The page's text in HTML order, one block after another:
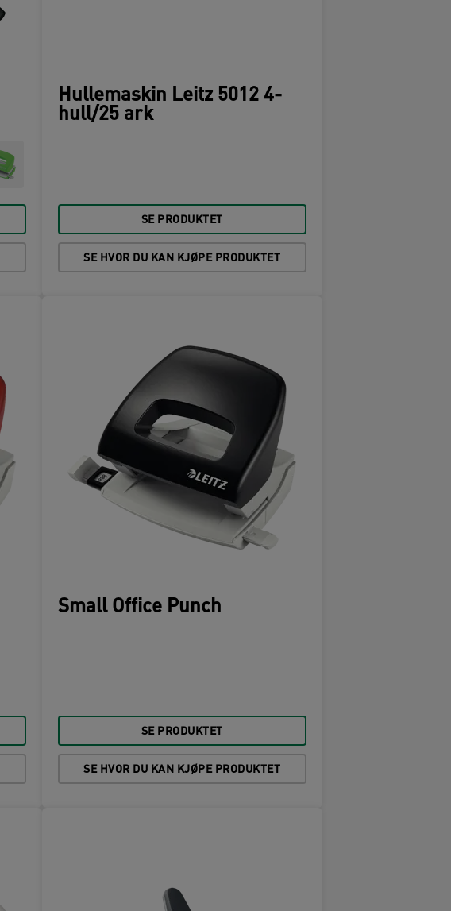
Hullemaskin Leitz 5012 4-
hull/25 ark
SE PRODUKTET
SE HVOR DU KAN KJØPE PRODUKTET
Small Office Punch
SE PRODUKTET
SE HVOR DU KAN KJØPE PRODUKTET